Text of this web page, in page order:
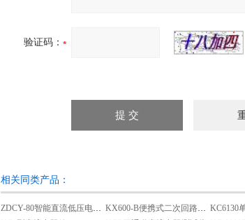
验证码：
相关同类产品：
ZDCY-80智能直流低压电阻测试仪 KX600-B便携式二次回路多点接地故障查找仪 KC6130